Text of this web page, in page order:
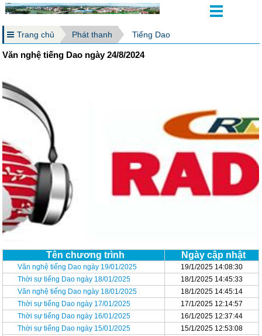
Trang chủ Phát thanh Tiếng Dao
Văn nghệ tiếng Dao ngày 24/8/2024
Tên chương trình Ngày cập nhật
Văn nghệ tiếng Dao ngày 19/01/2025
19/1/2025 14:08:30
Thời sự tiếng Dao ngày 18/01/2025
18/1/2025 14:45:33
Văn nghệ tiếng Dao ngày 18/01/2025
18/1/2025 14:45:14
Thời sự tiếng Dao ngày 17/01/2025
17/1/2025 12:14:57
Thời sự tiếng Dao ngày 16/01/2025
16/1/2025 12:37:44
Thời sự tiếng Dao ngày 15/01/2025
15/1/2025 12:53:08